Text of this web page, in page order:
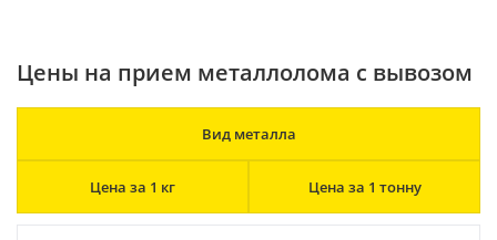
Цены на прием металлолома с вывозом
Вид металла
Цена за 1 кг Цена за 1 тонну